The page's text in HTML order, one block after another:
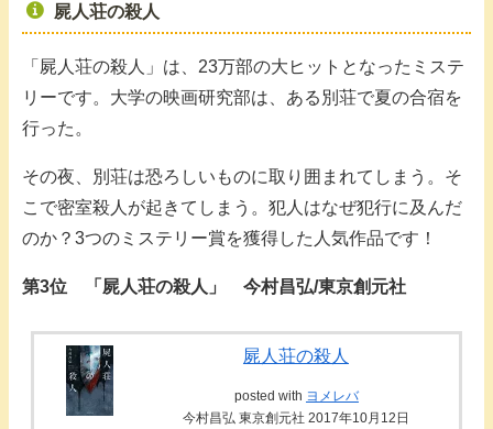
屍人荘の殺人
「屍人荘の殺人」は、23万部の大ヒットとなったミステ
リーです。大学の映画研究部は、ある別荘で夏の合宿を
行った。
その夜、別荘は恐ろしいものに取り囲まれてしまう。そ
こで密室殺人が起きてしまう。犯人はなぜ犯行に及んだ
のか？3つのミステリー賞を獲得した人気作品です！
第3位 「屍人荘の殺人」 今村昌弘/東京創元社
屍人荘の殺人
posted with ヨメレバ
今村昌弘 東京創元社 2017年10月12日